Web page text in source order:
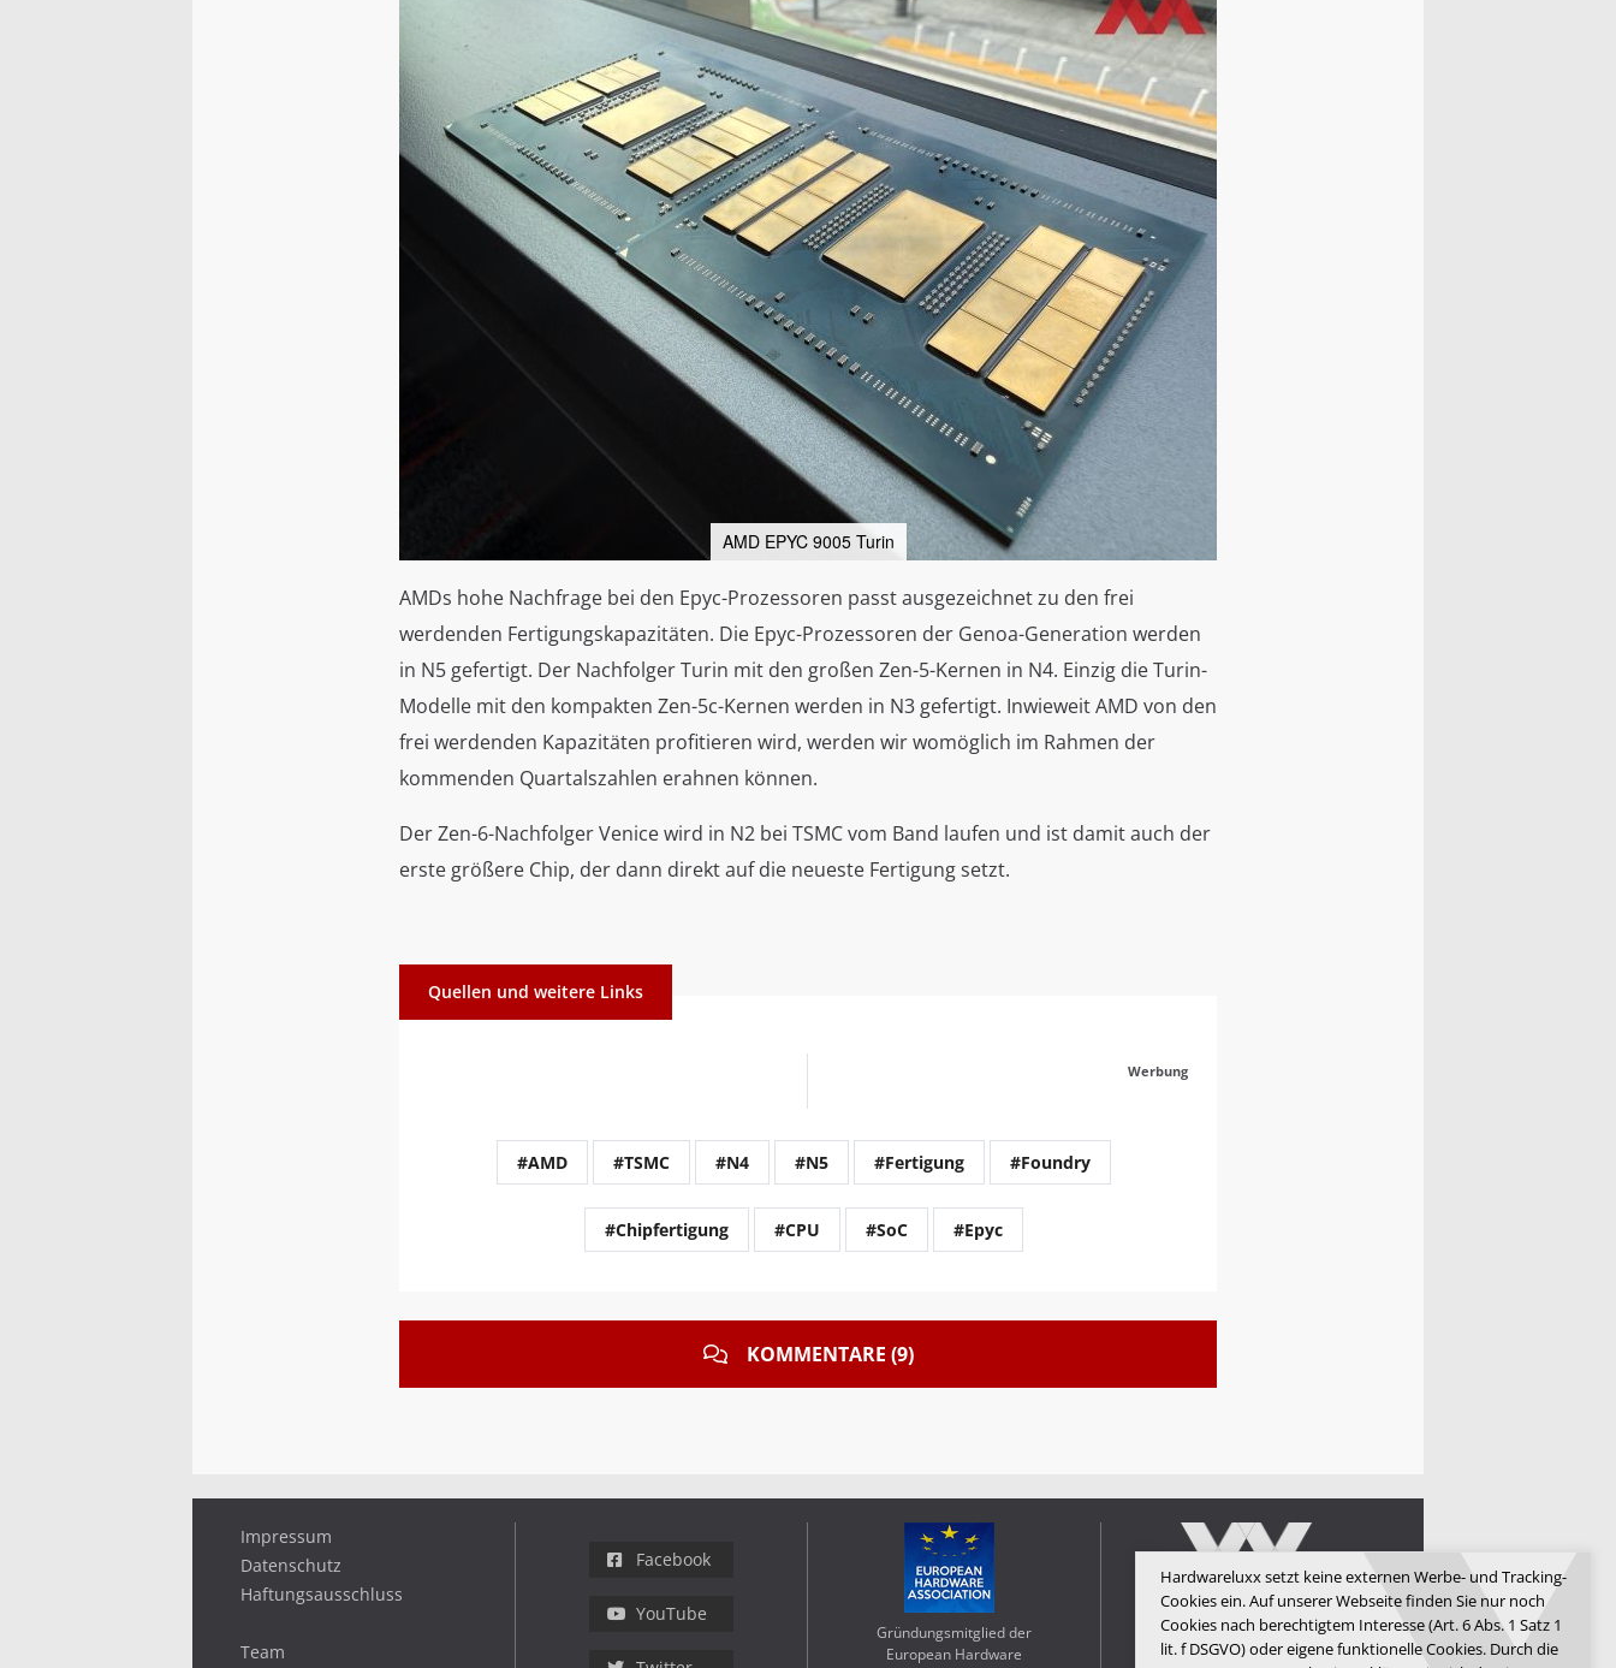
AMD EPYC 9005 Turin
AMDs hohe Nachfrage bei den Epyc-Prozessoren passt ausgezeichnet zu den frei
werdenden Fertigungskapazitäten. Die Epyc-Prozessoren der Genoa-Generation werden
in N5 gefertigt. Der Nachfolger Turin mit den großen Zen-5-Kernen in N4. Einzig die Turin-
Modelle mit den kompakten Zen-5c-Kernen werden in N3 gefertigt. Inwieweit AMD von den
frei werdenden Kapazitäten profitieren wird, werden wir womöglich im Rahmen der
kommenden Quartalszahlen erahnen können.
Der Zen-6-Nachfolger Venice wird in N2 bei TSMC vom Band laufen und ist damit auch der
erste größere Chip, der dann direkt auf die neueste Fertigung setzt.
Quellen und weitere Links
Werbung
#AMD #TSMC #N4 #N5 #Fertigung #Foundry
#Chipfertigung #CPU #SoC #Epyc
KOMMENTARE (9)
Hardwareluxx setzt keine externen Werbe- und Tracking-
Cookies ein. Auf unserer Webseite finden Sie nur noch
Cookies nach berechtigtem Interesse (Art. 6 Abs. 1 Satz 1
lit. f DSGVO) oder eigene funktionelle Cookies. Durch die
Impressum
Datenschutz
Haftungsausschluss
Team
Facebook
YouTube
Gründungsmitglied der
European Hardware
Hardwareluxx Media GmbH